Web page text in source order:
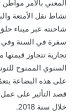
المعني بالأمر
نشاط نقل الأمتعة
سفرة في السنة وفي
تجارية تتجاوز
السنوي الممنوح
على هذه البضاعة
قصد التأثير على عمل
خلال سنة 2018.